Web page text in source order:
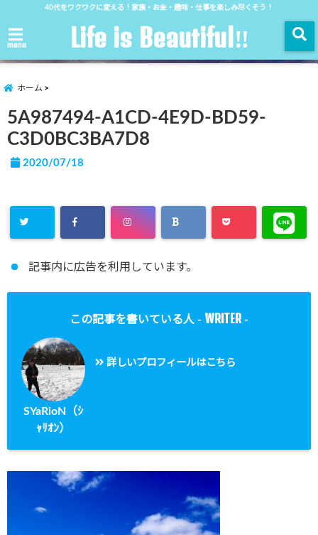
40代をワクワクに変える！家族・お金・趣味・仕事を楽しみ尽くそう！
menu Life is Beautiful‼︎
ホーム
5A987494-A1CD-4E9D-BD59-
C3D0BC3BA7D8
2020/07/18
記事内に広告を利用しています。
この記事を書いている人 - WRITER -
SYaRioN（ｼ
ｬﾘｵﾝ）
詳しいプロフィールはこちら